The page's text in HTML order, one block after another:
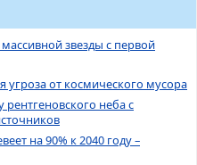
звезды с первой
угроза от космического мусора
рентгеновского неба с
на 90% к 2040 году –